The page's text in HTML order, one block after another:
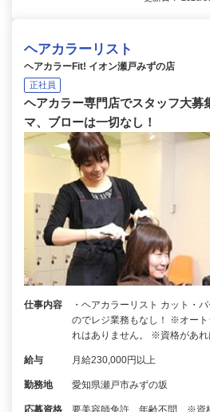
ヘアカラーリスト
ヘアカラーFit! イオン瀬戸みずの店
正社員
ヘアカラー専門店でスタッフ大募
マ、ブローは一切なし！
仕事内容
・ヘアカラーリスト カット・
のでレジ業務もなし！ ※オー
れはありません。 ※資格があれ
給与 月給230,000円以上
勤務地 愛知県瀬戸市みずの坂
応募資格
要美容師免許 年齢不問 ※資